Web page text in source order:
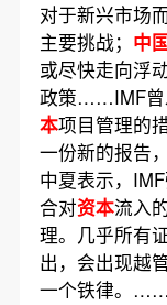
对于新兴市场
主要挑战； 中
或尽快走向浮
政策……IMF曾
本项目管理的
一份新的报告
中夏表示，IMF
合对资本流入
理。几乎所有
出，会出现越
一个铁律。……